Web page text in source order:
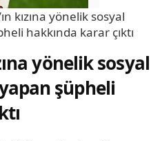
kızına yönelik sosyal
hakkında karar çıktı
yönelik sosyal
şüpheli